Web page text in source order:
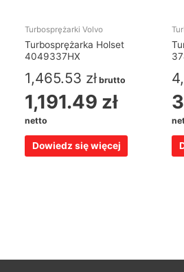
Turbosprężarki Volvo
Turbosprężarka Holset
4049337HX
1,465.53 zł brutto
1,191.49 zł
netto
Dowiedz się więcej